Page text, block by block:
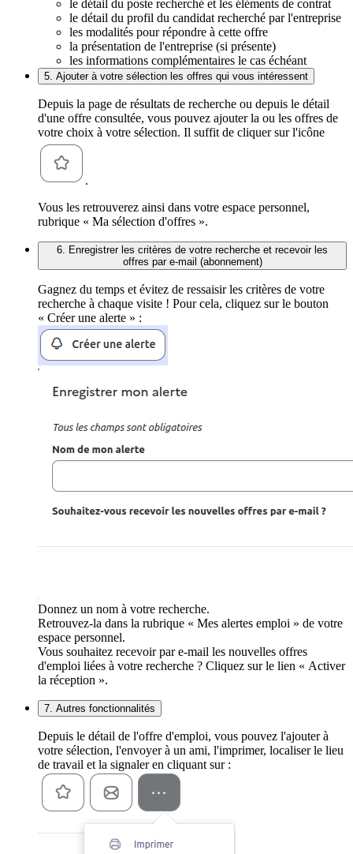
le détail du poste recherché et les éléments de contrat
le détail du profil du candidat recherché par l'entreprise
les modalités pour répondre à cette offre
la présentation de l'entreprise (si présente)
les informations complémentaires le cas échéant
5. Ajouter à votre sélection les offres qui vous intéressent
Depuis la page de résultats de recherche ou depuis le détail
d'une offre consultée, vous pouvez ajouter la ou les offres de
votre choix à votre sélection. Il suffit de cliquer sur l'icône
.
Vous les retrouverez ainsi dans votre espace personnel,
rubrique « Ma sélection d'offres ».
6. Enregistrer les critères de votre recherche et recevoir les
offres par e-mail (abonnement)
Gagnez du temps et évitez de ressaisir les critères de votre
recherche à chaque visite ! Pour cela, cliquez sur le bouton
« Créer une alerte » :
Donnez un nom à votre recherche.
Retrouvez-la dans la rubrique « Mes alertes emploi » de votre
espace personnel.
Vous souhaitez recevoir par e-mail les nouvelles offres
d'emploi liées à votre recherche ? Cliquez sur le lien « Activer
la réception ».
7. Autres fonctionnalités
Depuis le détail de l'offre d'emploi, vous pouvez l'ajouter à
votre sélection, l'envoyer à un ami, l'imprimer, localiser le lieu
de travail et la signaler en cliquant sur :